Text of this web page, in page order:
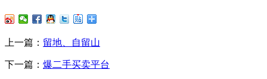
上一篇： 留地、自留山
下一篇： 爆二手买卖平台